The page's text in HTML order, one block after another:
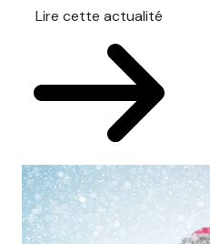
Lire cette actualité